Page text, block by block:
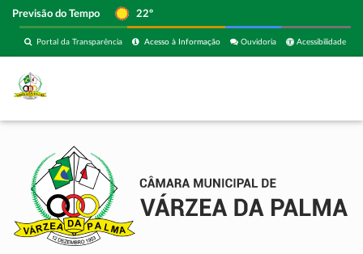
Previsão do Tempo 22º
Acessibilidade
Ouvidoria
Acesso à Informação
Portal da Transparência